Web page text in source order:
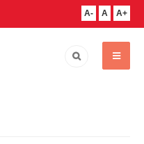
A- A A+